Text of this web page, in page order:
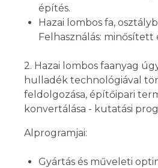
építés.
Hazai lombos fa,
Felhasználás:
2. Hazai lombos faanyag
hulladék technológiával
feldolgozása, építőipari
konvertálása - kutatási
Alprogramjai:
Gyártás és műveleti